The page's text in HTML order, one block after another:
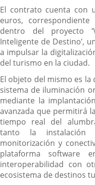
El contrato cuenta con
euros,
dentro del proyecto
Inteligente de Destino’,
a impulsar la
del turismo en la ciudad.
El objeto del mismo es
sistema de iluminación
mediante la
avanzada que permitirá
tiempo real del
tanto la instalación
monitorización y
plataforma software
interoperabilidad con
ecosistema de destinos